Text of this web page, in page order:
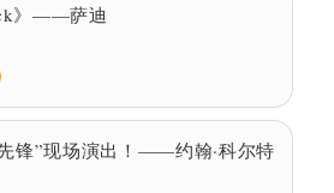
》——萨迪
锋”现场演出！——约翰·科尔特